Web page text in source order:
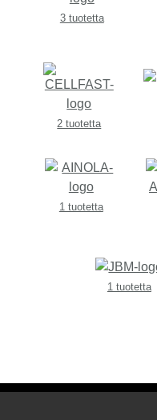
3 tuotetta
2 tuotetta
1 tuotetta
1 tuotetta